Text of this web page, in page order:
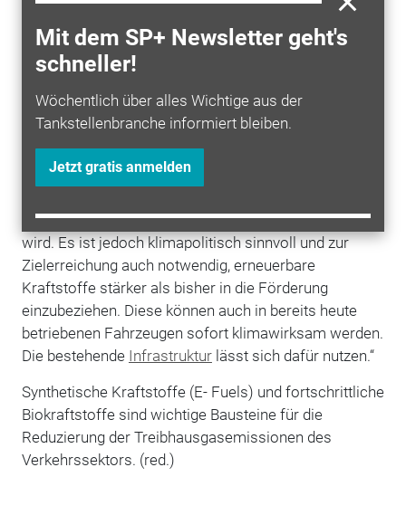
Mit dem SP+ Newsletter geht's
schneller!
Wöchentlich über alles Wichtige aus der
Tankstellenbranche informiert bleiben.
Jetzt gratis anmelden
für Pkw mit
Verbrennungsmotor
der Anrechnungsmöglichkeit von E-Autos auf die
gesetzliche Treibhausgasminderungsquote von
Kraftstoffen
der von 0,5 auf 0,25 Prozent verminderten
MWV-Hauptgeschäftsführer Christian Küchen:
Baustein für den Klimaschutz im Verkehr gefördert
wird. Es ist jedoch klimapolitisch sinnvoll und zur
Zielerreichung auch notwendig, erneuerbare
Kraftstoffe stärker als bisher in die Förderung
einzubeziehen. Diese können auch in bereits heute
betriebenen Fahrzeugen sofort klimawirksam werden.
Die bestehende Infrastrukturlässt sich dafür nutzen.“
Synthetische Kraftstoffe (E- Fuels) und fortschrittliche
Biokraftstoffe sind wichtige Bausteine für die
Reduzierung der Treibhausgasemissionen des
Verkehrssektors. (red.)